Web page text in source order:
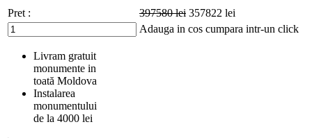
Pret : 397580lei 357822 lei
Adauga in cos cumpara intr-un click
Livram gratuit
monumente in
toată Moldova
Instalarea
monumentului
de la 4000 lei